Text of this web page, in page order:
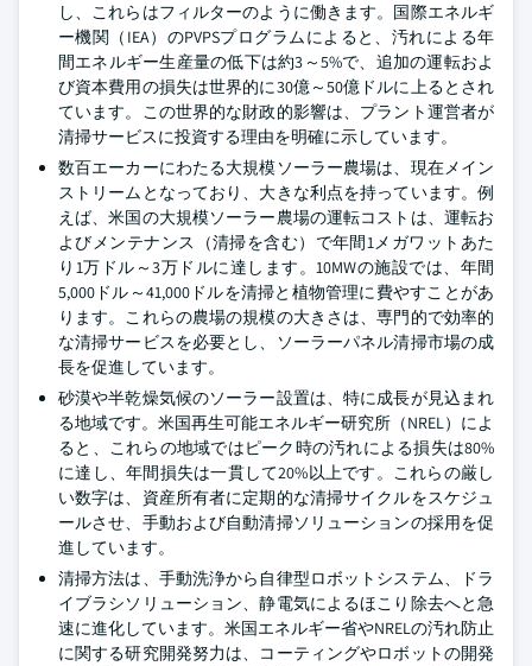
し、これらはフィルターのように働きます。国際エネルギ
ー機関（IEA）のPVPSプログラムによると、汚れによる年
間エネルギー生産量の低下は約3～5%で、追加の運転およ
び資本費用の損失は世界的に30億～50億ドルに上るとされ
ています。この世界的な財政的影響は、プラント運営者が
清掃サービスに投資する理由を明確に示しています。
数百エーカーにわたる大規模ソーラー農場は、現在メイン
ストリームとなっており、大きな利点を持っています。例
えば、米国の大規模ソーラー農場の運転コストは、運転お
よびメンテナンス（清掃を含む）で年間1メガワットあた
り1万ドル～3万ドルに達します。10MWの施設では、年間
5,000ドル～41,000ドルを清掃と植物管理に費やすことがあ
ります。これらの農場の規模の大きさは、専門的で効率的
な清掃サービスを必要とし、ソーラーパネル清掃市場の成
長を促進しています。
砂漠や半乾燥気候のソーラー設置は、特に成長が見込まれ
る地域です。米国再生可能エネルギー研究所（NREL）によ
ると、これらの地域ではピーク時の汚れによる損失は80%
に達し、年間損失は一貫して20%以上です。これらの厳し
い数字は、資産所有者に定期的な清掃サイクルをスケジュ
ールさせ、手動および自動清掃ソリューションの採用を促
進しています。
清掃方法は、手動洗浄から自律型ロボットシステム、ドラ
イブラシソリューション、静電気によるほこり除去へと急
速に進化しています。米国エネルギー省やNRELの汚れ防止
に関する研究開発努力は、コーティングやロボットの開発